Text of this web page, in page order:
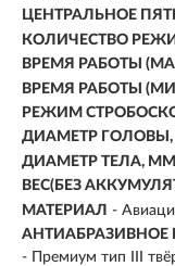
ЦЕНТРАЛЬНОЕ
КОЛИЧЕСТВО
ВРЕМЯ РАБОТЫ
ВРЕМЯ РАБОТЫ
РЕЖИМ
ДИАМЕТР
ДИАМЕТР ТЕЛА, ММ
ВЕС(БЕЗ
МАТЕРИАЛ -
АНТИАБРАЗИВНОЕ
- Премиум тип III